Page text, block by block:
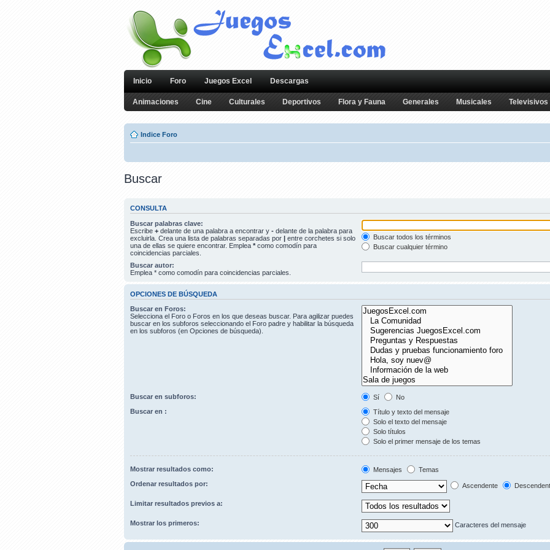
Inicio Foro Juegos Excel Descargas
Animaciones Cine Culturales Deportivos Flora y Fauna Generales Musicales Televisivos
Indice Foro
Buscar
CONSULTA
Buscar palabras clave:
Escribe + delante de una palabra a encontrar y - delante de la palabra para
excluirla. Crea una lista de palabras separadas por | entre corchetes si solo
una de ellas se quiere encontrar. Emplea * como comodín para
coincidencias parciales.
Buscar todos los términos
Buscar cualquier término
Buscar autor:
Emplea * como comodín para coincidencias parciales.
OPCIONES DE BÚSQUEDA
Buscar en Foros:
Selecciona el Foro o Foros en los que deseas buscar. Para agilizar puedes
buscar en los subforos seleccionando el Foro padre y habilitar la búsqueda
en los subforos (en Opciones de búsqueda).
Buscar en subforos: Sí
No
Buscar en :
Título y texto del mensaje
Solo el texto del mensaje
Solo títulos
Solo el primer mensaje de los temas
Mostrar resultados como: Mensajes
Temas
Ordenar resultados por:
Ascendente
Limitar resultados previos a:
Mostrar los primeros: Caracteres del mensaje